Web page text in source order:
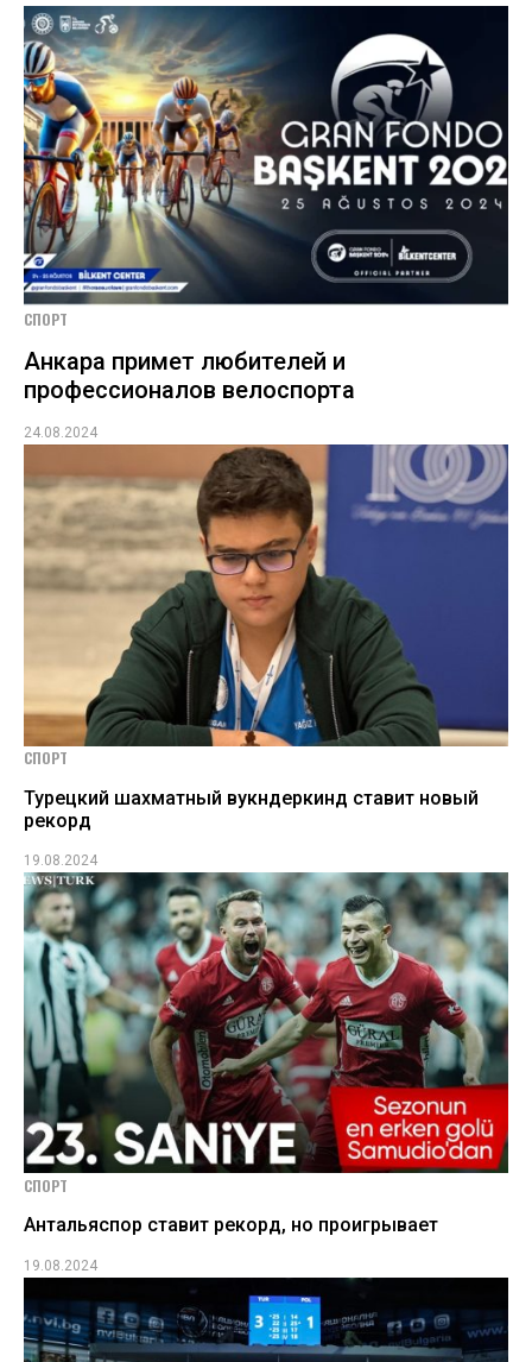
СПОРТ
Анкара примет любителей и
профессионалов велоспорта
24.08.2024
СПОРТ
Турецкий шахматный вукндеркинд ставит новый
рекорд
19.08.2024
СПОРТ
Антальяспор ставит рекорд, но проигрывает
19.08.2024